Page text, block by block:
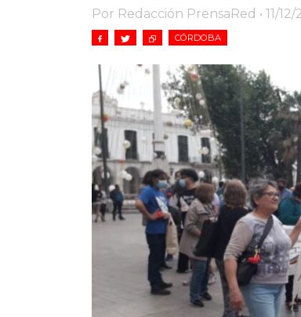
Por Redacción PrensaRed • 11/
CÓRDOBA